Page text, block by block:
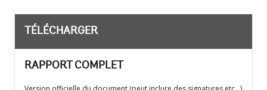
TÉLÉCHARGER
RAPPORT COMPLET